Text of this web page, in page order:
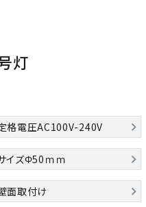
灯
格電圧AC100V-240V
イズΦ50ｍｍ
面取付け